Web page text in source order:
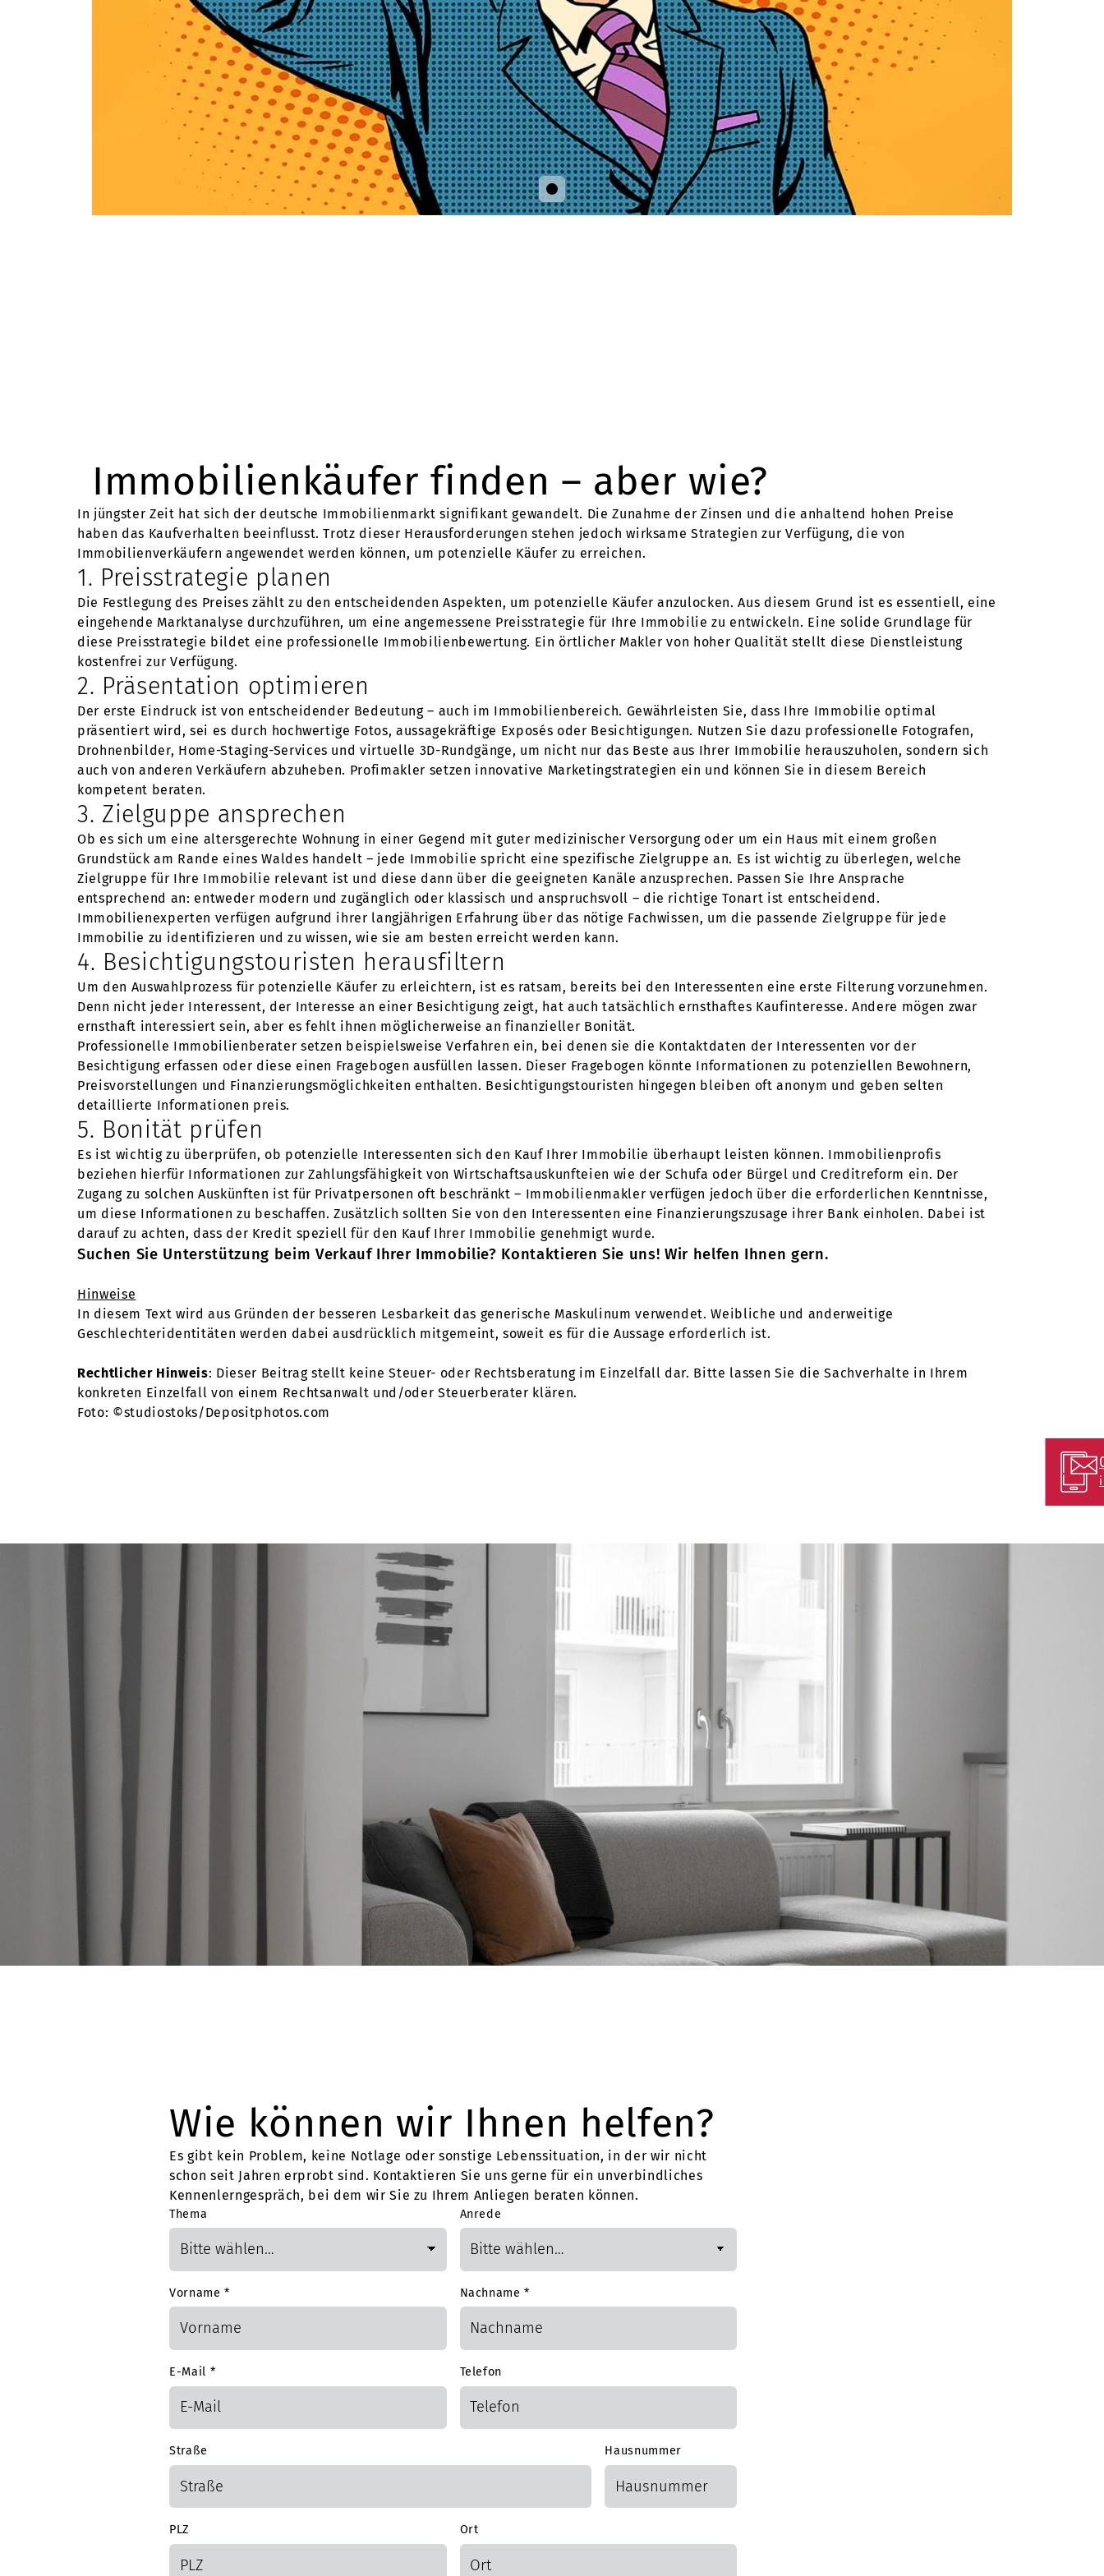
Immobilienkäufer finden – aber wie?
In jüngster Zeit hat sich der deutsche Immobilienmarkt signifikant gewandelt. Die Zunahme der Zinsen und die anhaltend hohen Preise
haben das Kaufverhalten beeinflusst. Trotz dieser Herausforderungen stehen jedoch wirksame Strategien zur Verfügung, die von
Immobilienverkäufern angewendet werden können, um potenzielle Käufer zu erreichen.
1. Preisstrategie planen
Die Festlegung des Preises zählt zu den entscheidenden Aspekten, um potenzielle Käufer anzulocken. Aus diesem Grund ist es essentiell, eine
eingehende Marktanalyse durchzuführen, um eine angemessene Preisstrategie für Ihre Immobilie zu entwickeln. Eine solide Grundlage für
diese Preisstrategie bildet eine professionelle Immobilienbewertung. Ein örtlicher Makler von hoher Qualität stellt diese Dienstleistung
kostenfrei zur Verfügung.
2. Präsentation optimieren
Der erste Eindruck ist von entscheidender Bedeutung – auch im Immobilienbereich. Gewährleisten Sie, dass Ihre Immobilie optimal
präsentiert wird, sei es durch hochwertige Fotos, aussagekräftige Exposés oder Besichtigungen. Nutzen Sie dazu professionelle Fotografen,
Drohnenbilder, Home-Staging-Services und virtuelle 3D-Rundgänge, um nicht nur das Beste aus Ihrer Immobilie herauszuholen, sondern sich
auch von anderen Verkäufern abzuheben. Profimakler setzen innovative Marketingstrategien ein und können Sie in diesem Bereich
kompetent beraten.
3. Zielguppe ansprechen
Ob es sich um eine altersgerechte Wohnung in einer Gegend mit guter medizinischer Versorgung oder um ein Haus mit einem großen
Grundstück am Rande eines Waldes handelt – jede Immobilie spricht eine spezifische Zielgruppe an. Es ist wichtig zu überlegen, welche
Zielgruppe für Ihre Immobilie relevant ist und diese dann über die geeigneten Kanäle anzusprechen. Passen Sie Ihre Ansprache
entsprechend an: entweder modern und zugänglich oder klassisch und anspruchsvoll – die richtige Tonart ist entscheidend.
Immobilienexperten verfügen aufgrund ihrer langjährigen Erfahrung über das nötige Fachwissen, um die passende Zielgruppe für jede
Immobilie zu identifizieren und zu wissen, wie sie am besten erreicht werden kann.
4. Besichtigungstouristen herausfiltern
Um den Auswahlprozess für potenzielle Käufer zu erleichtern, ist es ratsam, bereits bei den Interessenten eine erste Filterung vorzunehmen.
Denn nicht jeder Interessent, der Interesse an einer Besichtigung zeigt, hat auch tatsächlich ernsthaftes Kaufinteresse. Andere mögen zwar
ernsthaft interessiert sein, aber es fehlt ihnen möglicherweise an finanzieller Bonität.
Professionelle Immobilienberater setzen beispielsweise Verfahren ein, bei denen sie die Kontaktdaten der Interessenten vor der
Besichtigung erfassen oder diese einen Fragebogen ausfüllen lassen. Dieser Fragebogen könnte Informationen zu potenziellen Bewohnern,
Preisvorstellungen und Finanzierungsmöglichkeiten enthalten. Besichtigungstouristen hingegen bleiben oft anonym und geben selten
detaillierte Informationen preis.
5. Bonität prüfen
Es ist wichtig zu überprüfen, ob potenzielle Interessenten sich den Kauf Ihrer Immobilie überhaupt leisten können. Immobilienprofis
beziehen hierfür Informationen zur Zahlungsfähigkeit von Wirtschaftsauskunfteien wie der Schufa oder Bürgel und Creditreform ein. Der
Zugang zu solchen Auskünften ist für Privatpersonen oft beschränkt – Immobilienmakler verfügen jedoch über die erforderlichen Kenntnisse,
um diese Informationen zu beschaffen. Zusätzlich sollten Sie von den Interessenten eine Finanzierungszusage ihrer Bank einholen. Dabei ist
darauf zu achten, dass der Kredit speziell für den Kauf Ihrer Immobilie genehmigt wurde.
Suchen Sie Unterstützung beim Verkauf Ihrer Immobilie? Kontaktieren Sie uns! Wir helfen Ihnen gern.
Hinweise
In diesem Text wird aus Gründen der besseren Lesbarkeit das generische Maskulinum verwendet. Weibliche und anderweitige
Geschlechteridentitäten werden dabei ausdrücklich mitgemeint, soweit es für die Aussage erforderlich ist.
Rechtlicher Hinweis: Dieser Beitrag stellt keine Steuer- oder Rechtsberatung im Einzelfall dar. Bitte lassen Sie die Sachverhalte in Ihrem
konkreten Einzelfall von einem Rechtsanwalt und/oder Steuerberater klären.
Foto: ©studiostoks/Depositphotos.com
Wie können wir Ihnen helfen?
Es gibt kein Problem, keine Notlage oder sonstige Lebenssituation, in der wir nicht
schon seit Jahren erprobt sind. Kontaktieren Sie uns gerne für ein unverbindliches
Kennenlerngespräch, bei dem wir Sie zu Ihrem Anliegen beraten können.
Thema Anrede
Vorname* Nachname*
E-Mail * Telefon
Straße Hausnummer
PLZ Ort